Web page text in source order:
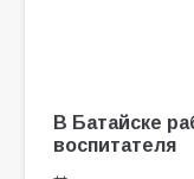
В Батайске
воспитателя